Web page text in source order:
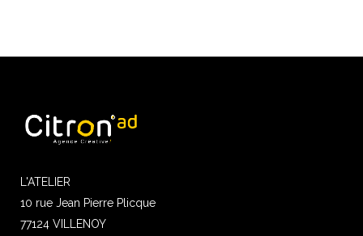
L'ATELIER
10 rue Jean Pierre Plicque
77124 VILLENOY